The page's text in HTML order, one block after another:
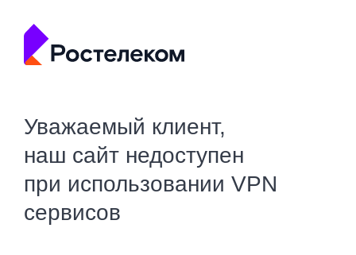
Уважаемый клиент,
наш сайт недоступен
при использовании VPN
сервисов